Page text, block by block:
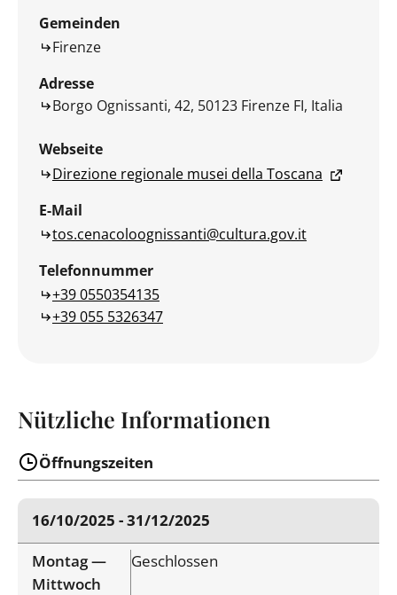
Gemeinden
Firenze
Adresse
Borgo Ognissanti, 42, 50123 Firenze FI, Italia
Webseite
Direzione regionale musei della Toscana
E-Mail
tos.cenacoloognissanti@cultura.gov.it
Telefonnummer
+39 0550354135
+39 055 5326347
Nützliche Informationen
Öffnungszeiten
16/10/2025 - 31/12/2025
Montag —
Mittwoch
Geschlossen